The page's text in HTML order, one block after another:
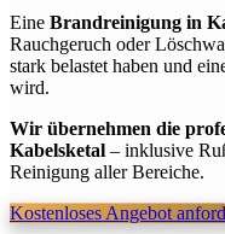
Eine Brandreinigung in
Rauchgeruch oder
stark belastet haben und
wird.
Wir übernehmen die
Kabelsketal– inklusive
Reinigung aller Bereiche.
Kostenloses Angebot